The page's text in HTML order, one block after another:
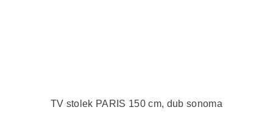
TV stolek PARIS 150 cm, dub sonoma